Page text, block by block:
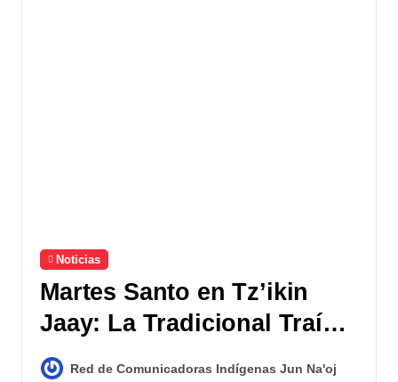
Noticias
Martes Santo en Tz’ikin
Jaay: La Tradicional Traída
del Corozo.
Red de Comunicadoras Indígenas Jun Na'oj